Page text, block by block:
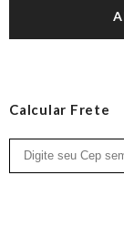
9550
Calcular Frete